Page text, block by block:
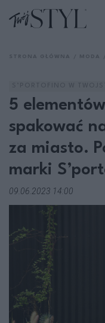
5
spakować
za miasto.
marki
09.06.2023 14:00